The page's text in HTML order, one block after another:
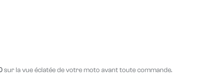
sur la vue éclatée de votre moto avant toute commande.